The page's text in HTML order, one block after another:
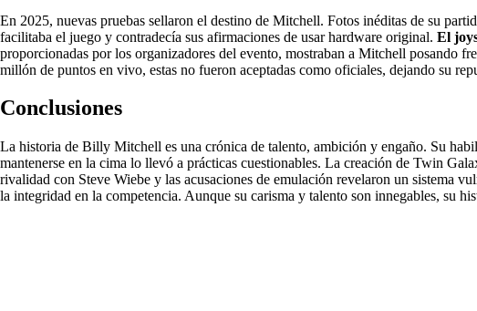
En 2025, nuevas pruebas sellaron el destino de Mitchell. Fotos inéditas de su
facilitaba el juego y contradecía sus afirmaciones de usar hardware original. El
proporcionadas por los organizadores del evento, mostraban a Mitchell posando
millón de puntos en vivo, estas no fueron aceptadas como oficiales, dejando su
Conclusiones
La historia de Billy Mitchell es una crónica de talento, ambición y engaño. Su
mantenerse en la cima lo llevó a prácticas cuestionables. La creación de Twin
rivalidad con Steve Wiebe y las acusaciones de emulación revelaron un sistema
la integridad en la competencia. Aunque su carisma y talento son innegables, su